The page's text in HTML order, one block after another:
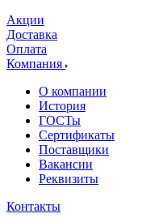
Акции
Доставка
Оплата
Компания
О компании
История
ГОСТы
Сертификаты
Поставщики
Вакансии
Реквизиты
Контакты